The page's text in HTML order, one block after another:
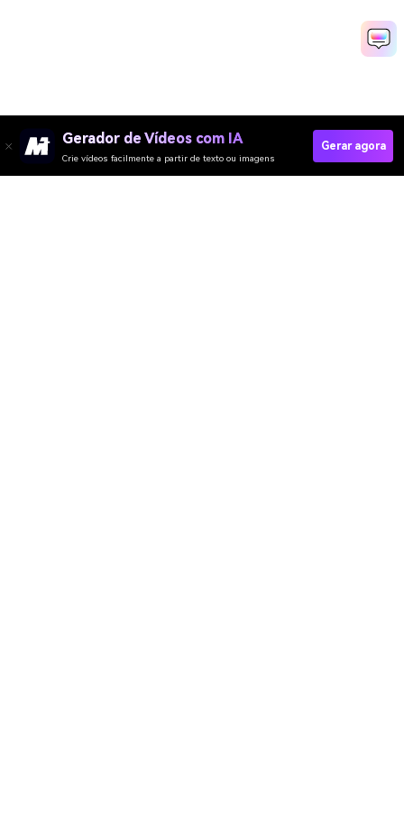
Gerador de Vídeos com IA
Crie vídeos facilmente a partir de texto ou imagens
Gerar agora